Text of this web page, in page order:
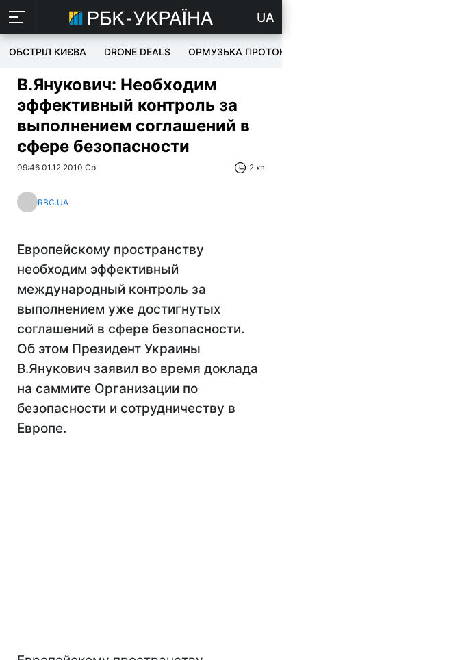
UA
ОБСТРІЛ КИЄВА DRONE DEALS ОРМУЗЬКА ПРОТОКА
В.Янукович: Необходим
эффективный контроль за
выполнением соглашений в
сфере безопасности
09:46 01.12.2010 Ср 2 хв
RBC.UA
Европейскому пространству
необходим эффективный
международный контроль за
выполнением уже достигнутых
соглашений в сфере безопасности.
Об этом Президент Украины
В.Янукович заявил во время доклада
на саммите Организации по
безопасности и сотрудничеству в
Европе.